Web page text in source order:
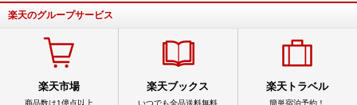
楽天のグループサービス
楽天市場
商品数は1億点以上
楽天ブックス
いつでも全品送料無料
楽天トラベル
簡単宿泊予約！